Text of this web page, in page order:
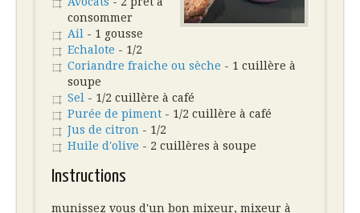
consommer
Ail - 1 gousse
Echalote - 1/2
Coriandre fraiche ou sèche - 1 cuillère à
soupe
Sel - 1/2 cuillère à café
Purée de piment - 1/2 cuillère à café
Jus de citron - 1/2
Huile d'olive - 2 cuillères à soupe
Instructions
munissez vous d'un bon mixeur, mixeur à